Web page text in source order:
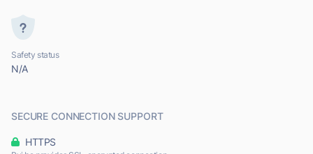
Safety status
N/A
SECURE CONNECTION SUPPORT
HTTPS